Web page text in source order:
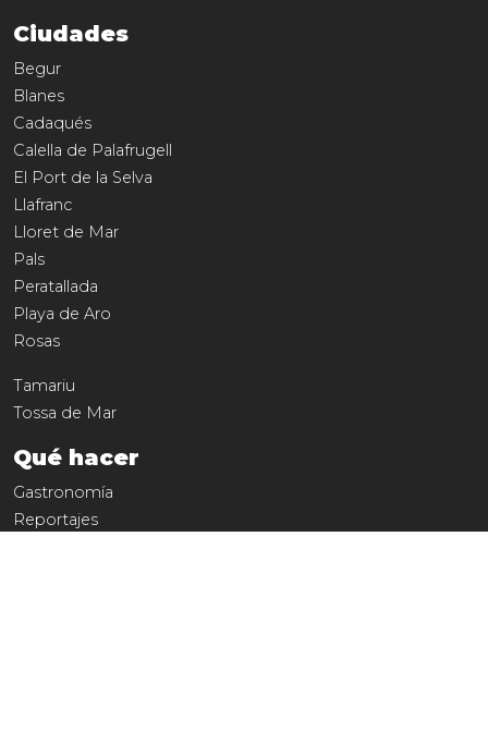
Ciudades
Begur
Blanes
Cadaqués
Calella de Palafrugell
El Port de la Selva
Llafranc
Lloret de Mar
Pals
Peratallada
Playa de Aro
Rosas
Tamariu
Tossa de Mar
Qué hacer
Gastronomía
Reportajes